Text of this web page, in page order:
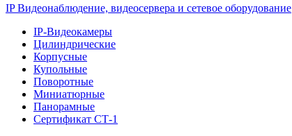
IP Видеонаблюдение, видеосервера и сетевое оборудование
IP-Видеокамеры
Цилиндрические
Корпусные
Купольные
Поворотные
Миниатюрные
Панорамные
Сертификат СТ-1